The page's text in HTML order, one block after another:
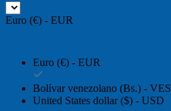
Euro (€) - EUR
Euro (€) - EUR
Bolívar venezolano (Bs.) - VES
United States dollar ($) - USD